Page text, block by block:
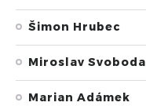
Šimon Hrubec
Miroslav Svoboda
Marian Adámek